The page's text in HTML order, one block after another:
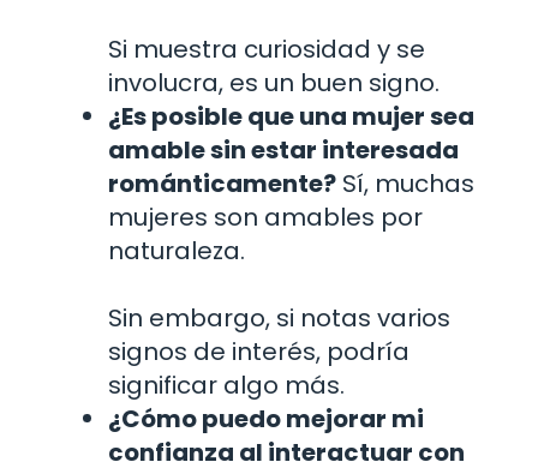
Si muestra curiosidad y se
involucra, es un buen signo.
¿Es posible que una mujer sea
amable sin estar interesada
románticamente? Sí, muchas
mujeres son amables por
naturaleza.
Sin embargo, si notas varios
signos de interés, podría
significar algo más.
¿Cómo puedo mejorar mi
confianza al interactuar con